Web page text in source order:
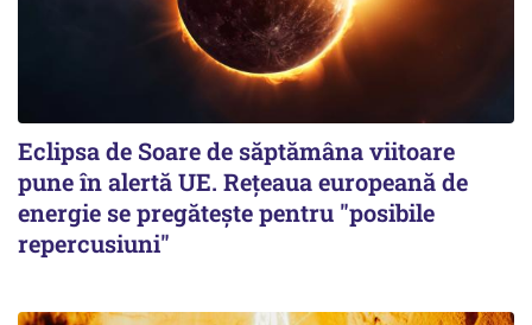
Eclipsa de Soare de săptămâna viitoare
pune în alertă UE. Rețeaua europeană de
energie se pregătește pentru "posibile
repercusiuni"